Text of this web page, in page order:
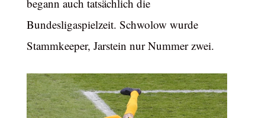
begann auch tatsächlich die
Bundesligaspielzeit. Schwolow wurde
Stammkeeper, Jarstein nur Nummer zwei.